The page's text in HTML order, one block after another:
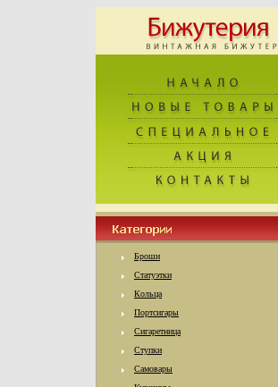
Броши
Статуэтки
Кольца
Портсигары
Сигаретница
Ступки
Самовары